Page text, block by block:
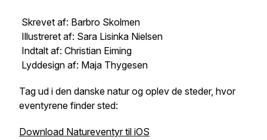
Skrevet af: Barbro Skolmen
Illustreret af: Sara Lisinka Nielsen
Indtalt af: Christian Eiming
Lyddesign af: Maja Thygesen
Tag ud i den danske natur og oplev de steder, hvor
eventyrene finder sted:
Download Natureventyr til iOS